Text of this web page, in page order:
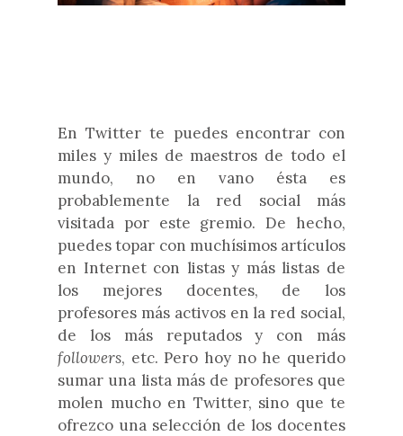
En Twitter te puedes encontrar con
miles y miles de maestros de todo el
mundo, no en vano ésta es
probablemente la red social más
visitada por este gremio. De hecho,
puedes topar con muchísimos artículos
en Internet con listas y más listas de
los mejores docentes, de los
profesores más activos en la red social,
de los más reputados y con más
followers, etc. Pero hoy no he querido
sumar una lista más de profesores que
molen mucho en Twitter, sino que te
ofrezco una selección de los docentes